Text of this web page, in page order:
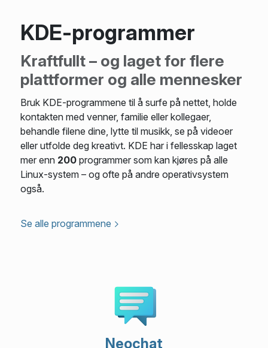
KDE-programmer
Kraftfullt – og laget for flere
plattformer og alle mennesker
Bruk KDE-programmene til å surfe på nettet, holde
kontakten med venner, familie eller kollegaer,
behandle filene dine, lytte til musikk, se på videoer
eller utfolde deg kreativt. KDE har i fellesskap laget
mer enn 200programmer som kan kjøres på alle
Linux-system – og ofte på andre operativsystem
også.
Se alle programmene
Neochat